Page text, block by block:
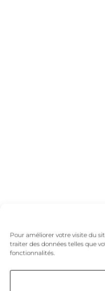
Pour améliorer votre visite du
traiter des données telles que
fonctionnalités.